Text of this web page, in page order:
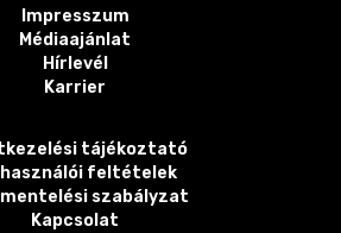
Impresszum
Médiaajánlat
Hírlevél
Karrier
tájékoztató
feltételek
szabályzat
Kapcsolat